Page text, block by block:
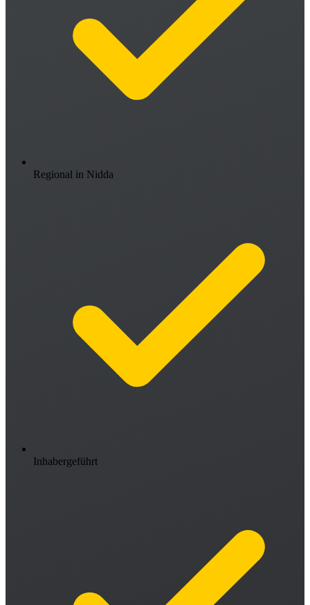
Regional in Nidda
Inhabergeführt